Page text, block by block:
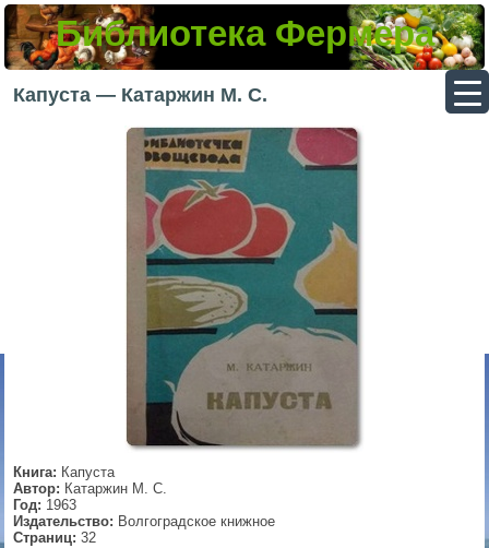
Библиотека Фермера
Капуста — Катаржин М. С.
Книга: Капуста
Автор: Катаржин М. С.
Год: 1963
Издательство: Волгоградское книжное
Страниц: 32
▼